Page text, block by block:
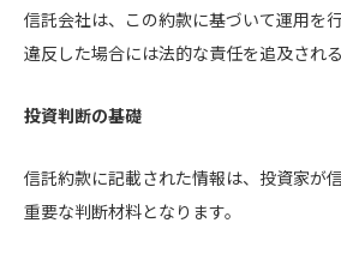
信託会社は、この約款に基づいて運用を
違反した場合には法的な責任を追及され
投資判断の基礎
信託約款に記載された情報は、投資家が
重要な判断材料となります。